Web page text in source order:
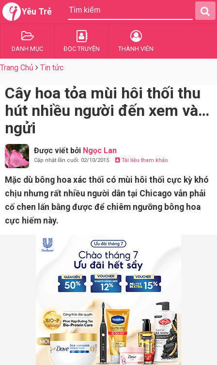
Yêu Trẻ
DANH MỤC ĐỌC TRUYỆN THÀNH VIÊN
Trang Chủ Tin tức
Cây hoa tỏa mùi hôi thối thu
hút nhiều người đến xem và…
ngửi
Được viết bởi Ngọc Lan
Cập nhật lần cuối: 02/10/2015 Tài liệu tham khảo
Mặc dù bông hoa xác thối có mùi hôi thối cực kỳ khó
chịu nhưng rất nhiều người dân tại Chicago vẫn phải
cố chen lấn bằng được để chiêm ngưỡng bông hoa
cực hiếm này.